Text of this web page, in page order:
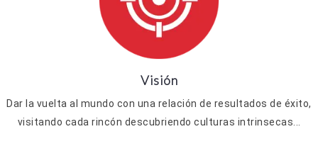
Visión
Dar la vuelta al mundo con una relación de resultados de éxito,
visitando cada rincón descubriendo culturas intrinsecas...